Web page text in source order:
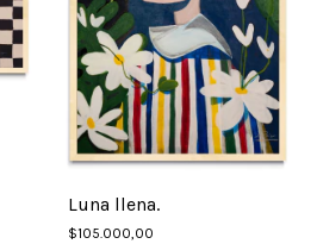
Luna llena.
$105.000,00